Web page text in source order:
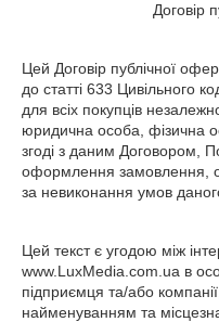
Договір
Цей Договір публічної
до статті 633 Цивільного
для всіх покупців
юридична особа, фізична
згоді з даним Договором,
оформлення замовлення,
за невиконання умов
Цей текст є угодою між
www.LuxMedia.com.ua в
підприємця та/або
найменуванням та